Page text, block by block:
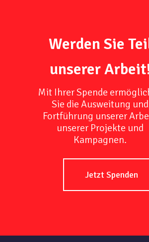
Werden Sie
unserer
Mit Ihrer Spende
Sie die Ausweitung und
Fortführung unserer
unserer Projekte und
Kampagnen.
Jetzt Spenden